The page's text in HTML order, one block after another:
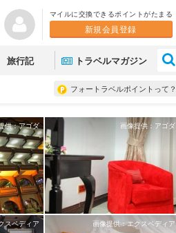
マイルに交換できるポイントがたまる
新規会員登録
旅行記 トラベルマガジン
フォートラベルポイントって？
供：アゴダ 画像提供：アゴダ
スペディア 画像提供：エクスペディア